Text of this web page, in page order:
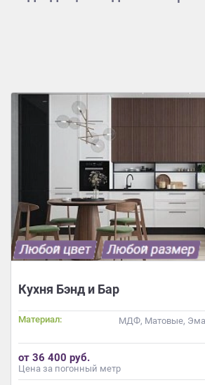
Кухня Бэнд и Бар
Материал: МДФ, Матовые,
от 36 400 руб.
Цена за погонный метр